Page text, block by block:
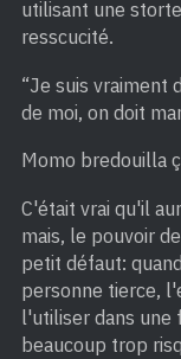
utilisant une
resscucité.
“Je suis vraiment
de moi, on doit
Momo bredouilla
C'était vrai qu'il
mais, le pouvoir
petit défaut:
personne tierce,
l'utiliser dans une
beaucoup trop